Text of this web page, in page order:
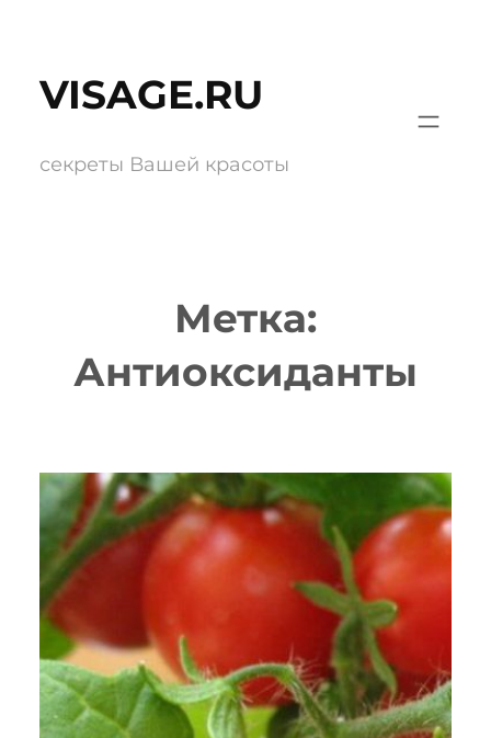
содержимому
VISAGE.RU
секреты Вашей красоты
Метка:
Антиоксиданты